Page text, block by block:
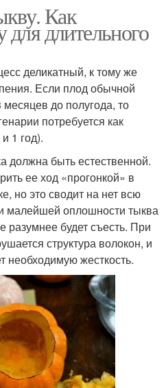
Как
длительного
деликатный, к тому же
Если плод обычной
до полугода, то
потребуется как
1 год).
должна быть естественной.
ее ход «прогонкой» в
но это сводит на нет всю
малейшей оплошности тыква
разумнее будет съесть. При
структура волокон, и
необходимую жесткость.